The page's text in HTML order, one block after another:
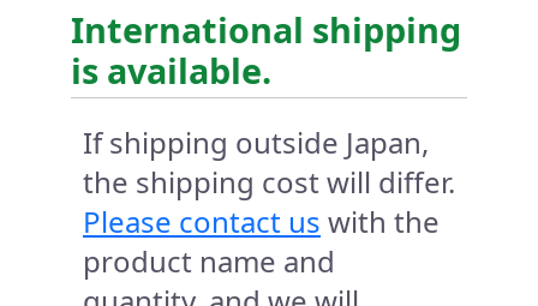
International shipping
is available.
If shipping outside Japan,
the shipping cost will differ.
Please contact us with the
product name and